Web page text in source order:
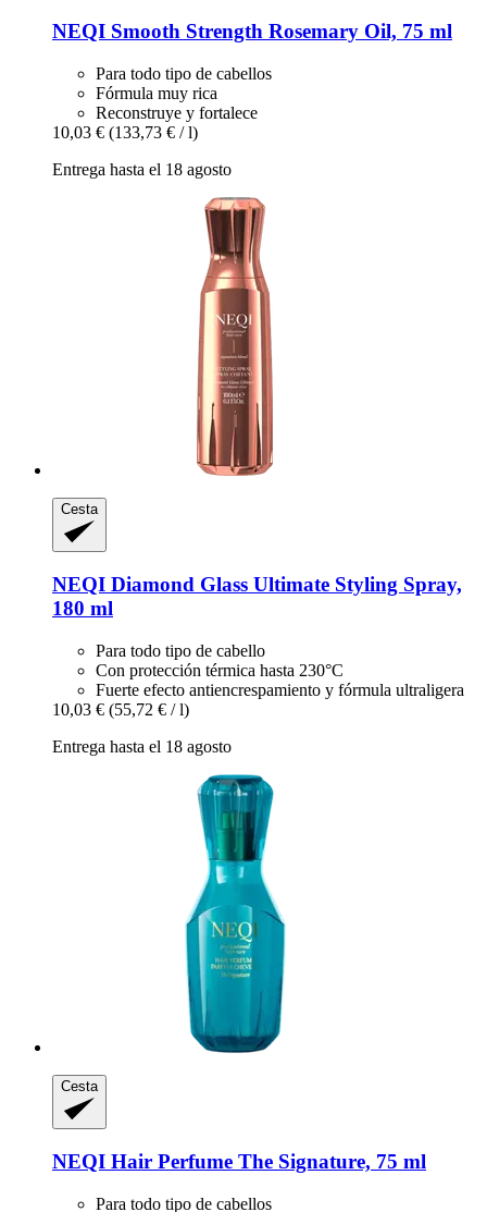
NEQI Smooth Strength Rosemary Oil, 75 ml
Para todo tipo de cabellos
Fórmula muy rica
Reconstruye y fortalece
10,03 € (133,73 € / l)
Entrega hasta el 18 agosto
Cesta
NEQI Diamond Glass Ultimate Styling Spray,
180 ml
Para todo tipo de cabello
Con protección térmica hasta 230°C
Fuerte efecto antiencrespamiento y fórmula ultraligera
10,03 € (55,72 € / l)
Entrega hasta el 18 agosto
Cesta
NEQI Hair Perfume The Signature, 75 ml
Para todo tipo de cabellos